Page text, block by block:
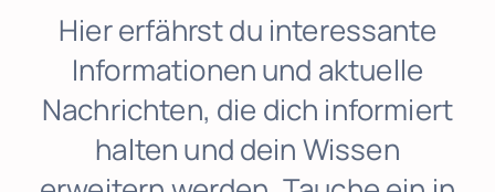
Patienteninformationen
Hier erfährst du interessante
Informationen und aktuelle
Nachrichten, die dich informiert
halten und dein Wissen